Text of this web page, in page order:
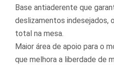
Base antiaderente que
deslizamentos indesejados,
total na mesa.
Maior área de apoio para o
que melhora a liberdade de